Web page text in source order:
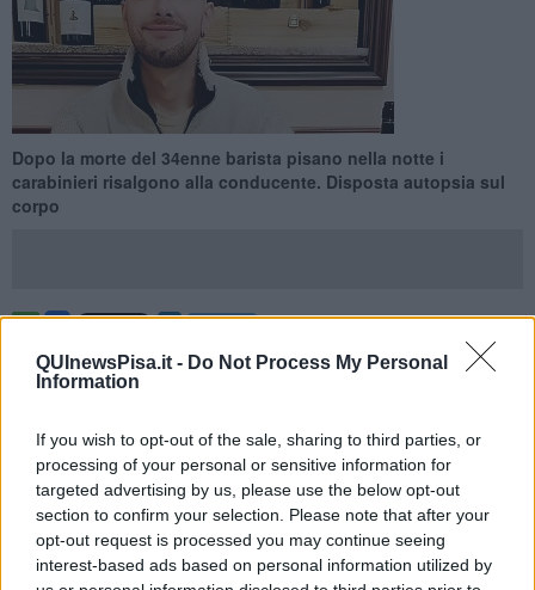
QUInewsPisa.it - Do Not Process My Personal
Information
If you wish to opt-out of the sale, sharing to third parties, or
processing of your personal or sensitive information for
targeted advertising by us, please use the below opt-out
section to confirm your selection. Please note that after your
opt-out request is processed you may continue seeing
interest-based ads based on personal information utilized by
Dopo la morte del 34enne barista pisano nella notte i
carabinieri risalgono alla conducente. Disposta autopsia sul
corpo
PISA —È stata individuata la persona alla guida dell’auto che
nella notte tra l’11 e il 12 ha investito e ucciso Federico
donna
, rintracciata dai carabinieri al termine delle prime indagini
condotte nelle ore successive all’incidente.
Il fatto è avvenuto in via Battisti a Pisa è fuggito senza prestare
soccorso aFederico Meacci, il 34enne barista della spritzeria di
Piazza della Berlina ; stava tornando a casa in via Fratti con la bici
appena smontato dal lavoro.